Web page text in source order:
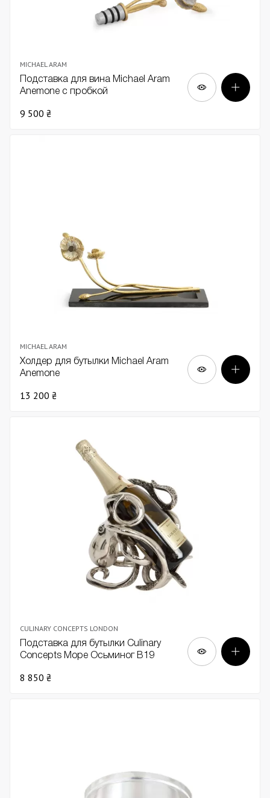
MICHAEL ARAM
Подставка для вина Michael Aram
Anemone с пробкой
9 500 ₴
MICHAEL ARAM
Холдер для бутылки Michael Aram
Anemone
13 200 ₴
CULINARY CONCEPTS LONDON
Подставка для бутылки Culinary
Concepts Море Осьминог В19
8 850 ₴